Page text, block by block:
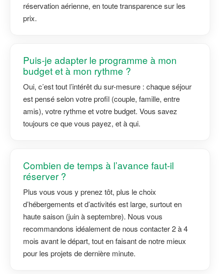
réservation aérienne, en toute transparence sur les
prix.
Puis-je adapter le programme à mon
budget et à mon rythme ?
Oui, c’est tout l’intérêt du sur-mesure : chaque séjour
est pensé selon votre profil (couple, famille, entre
amis), votre rythme et votre budget. Vous savez
toujours ce que vous payez, et à qui.
Combien de temps à l’avance faut-il
réserver ?
Plus vous vous y prenez tôt, plus le choix
d’hébergements et d’activités est large, surtout en
haute saison (juin à septembre). Nous vous
recommandons idéalement de nous contacter 2 à 4
mois avant le départ, tout en faisant de notre mieux
pour les projets de dernière minute.